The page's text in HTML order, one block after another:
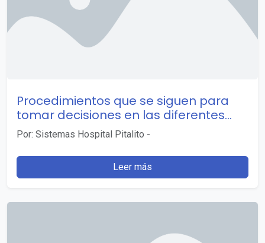
Procedimientos que se siguen para
tomar decisiones en las diferentes
áreas
Por: Sistemas Hospital Pitalito -
Leer más